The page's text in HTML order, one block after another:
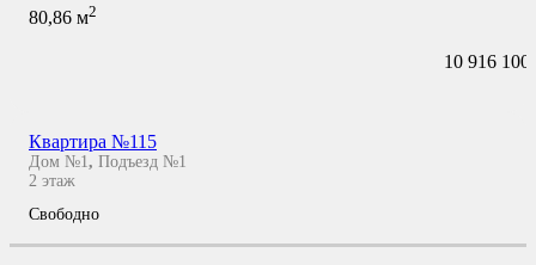
80,86 м2
10 916 100
Квартира №115
Дом №1 , Подъезд №1
2 этаж
Свободно